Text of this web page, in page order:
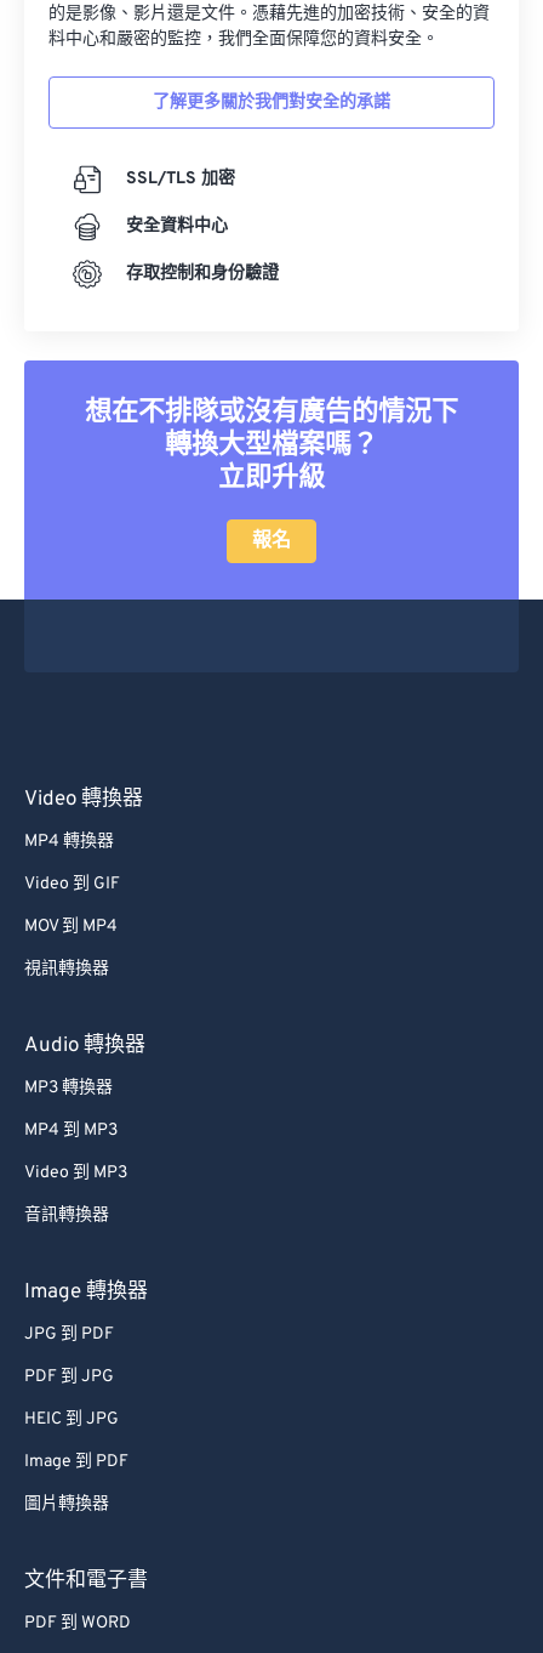
的是影像、影片還是文件。憑藉先進的加密技術、安全的資
料中心和嚴密的監控，我們全面保障您的資料安全。
了解更多關於我們對安全的承諾
SSL/TLS 加密
安全資料中心
存取控制和身份驗證
想在不排隊或沒有廣告的情況下
轉換大型檔案嗎？
立即升級
報名
Video 轉換器
MP4 轉換器
Video 到 GIF
MOV 到 MP4
視訊轉換器
Audio 轉換器
MP3 轉換器
MP4 到 MP3
Video 到 MP3
音訊轉換器
Image 轉換器
JPG 到 PDF
PDF 到 JPG
HEIC 到 JPG
Image 到 PDF
圖片轉換器
文件和電子書
PDF 到 WORD